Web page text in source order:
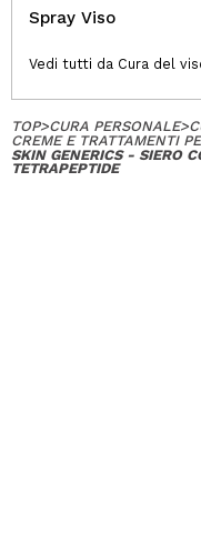
Spray Viso
Vedi tutti da Cura del
TOP>CURA PERSONALE>
CREME E TRATTAMENTI
SKIN GENERICS - SIERO
TETRAPEPTIDE